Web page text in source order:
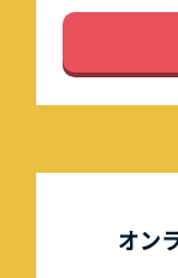
オン